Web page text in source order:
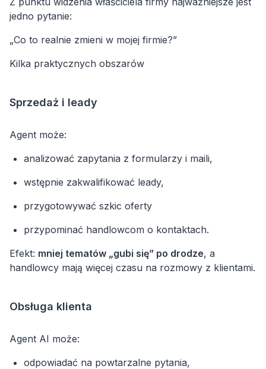
jedno pytanie:
„Co to realnie zmieni w mojej firmie?”
Kilka praktycznych obszarów
Sprzedaż i leady
Agent może:
analizować zapytania z formularzy i maili,
wstępnie zakwalifikować leady,
przygotowywać szkic oferty
przypominać handlowcom o kontaktach.
Efekt: mniej tematów „gubi się” po drodze, a
handlowcy mają więcej czasu na rozmowy z klientami.
Obsługa klienta
Agent AI może:
odpowiadać na powtarzalne pytania,